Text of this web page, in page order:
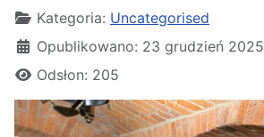
Kategoria: Uncategorised
Opublikowano: 23 grudzień 2025
Odsłon: 205